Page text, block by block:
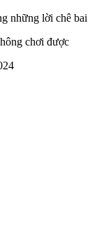
những lời chê bai
chơi được